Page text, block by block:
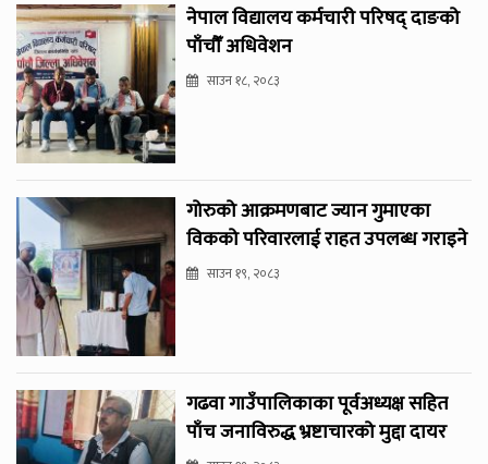
नेपाल विद्यालय कर्मचारी परिषद् दाङको
पाँचौँ अधिवेशन
साउन १८, २०८३
गोरुको आक्रमणबाट ज्यान गुमाएका
विकको परिवारलाई राहत उपलब्ध गराइने
साउन १९, २०८३
गढवा गाउँपालिकाका पूर्वअध्यक्ष सहित
पाँच जनाविरुद्ध भ्रष्टाचारको मुद्दा दायर